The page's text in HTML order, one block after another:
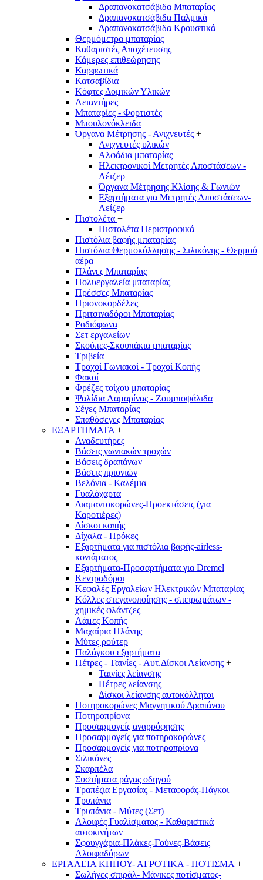
Δραπανοκατσάβιδα Μπαταρίας
Δραπανοκατσάβιδα Παλμικά
Δραπανοκατσάβιδα Κρουστικά
Θερμόμετρα μπαταρίας
Καθαριστές Αποχέτευσης
Κάμερες επιθεώρησης
Καρφωτικά
Κατσαβίδια
Κόφτες Δομικών Υλικών
Λειαντήρες
Μπαταρίες - Φορτιστές
Μπουλονόκλειδα
Όργανα Μέτρησης - Ανιχνευτές +
Ανιχνευτές υλικών
Αλφάδια μπαταρίας
Ηλεκτρονικοί Μετρητές Αποστάσεων -
Λέιζερ
Όργανα Μέτρησης Κλίσης & Γωνιών
Εξαρτήματα για Μετρητές Αποστάσεων-
Λείζερ
Πιστολέτα +
Πιστολέτα Περιστροφικά
Πιστόλια βαφής μπαταρίας
Πιστόλια Θερμοκόλλησης - Σιλικόνης - Θερμού
αέρα
Πλάνες Μπαταρίας
Πολυεργαλεία μπαταρίας
Πρέσσες Μπαταρίας
Πριονοκορδέλες
Πριτσιναδόροι Μπαταρίας
Ραδιόφωνα
Σετ εργαλείων
Σκούπες-Σκουπάκια μπαταρίας
Τριβεία
Τροχοί Γωνιακοί - Τροχοί Κοπής
Φακοί
Φρέζες τοίχου μπαταρίας
Ψαλίδια Λαμαρίνας - Ζουμποψάλιδα
Σέγες Μπαταρίας
Σπαθόσεγες Μπαταρίας
ΕΞΑΡΤΗΜΑΤΑ +
Αναδευτήρες
Βάσεις γωνιακών τροχών
Βάσεις δραπάνων
Βάσεις πριονιών
Βελόνια - Καλέμια
Γυαλόχαρτα
Διαμαντοκορώνες-Προεκτάσεις (για
Καροτιέρες)
Δίσκοι κοπής
Δίχαλα - Πρόκες
Εξαρτήματα για πιστόλια βαφής-airless-
κονιάματος
Εξαρτήματα-Προσαρτήματα για Dremel
Κεντραδόροι
Κεφαλές Εργαλείων Ηλεκτρικών Μπαταρίας
Κόλλες στεγανοποίησης - σπειρωμάτων -
χημικές φλάντζες
Λάμες Κοπής
Μαχαίρια Πλάνης
Μύτες ρούτερ
Παλάγκου εξαρτήματα
Πέτρες - Ταινίες - Αυτ.Δίσκοι Λείανσης +
Ταινίες λείανσης
Πέτρες λείανσης
Δίσκοι λείανσης αυτοκόλλητοι
Ποτηροκορώνες Μαγνητικού Δραπάνου
Ποτηροπρίονα
Προσαρμογείς αναρρόφησης
Προσαρμογείς για ποτηροκορώνες
Προσαρμογείς για ποτηροπρίονα
Σιλικόνες
Σκαρπέλα
Συστήματα ράγας οδηγού
Τραπέζια Εργασίας - Μεταφοράς-Πάγκοι
Τρυπάνια
Τρυπάνια - Μύτες (Σετ)
Αλοιφές Γυαλίσματος - Καθαριστικά
αυτοκινήτων
Σφουγγάρια-Πλάκες-Γούνες-Βάσεις
Αλοιφαδόρων
ΕΡΓΑΛΕΙΑ ΚΗΠΟΥ- ΑΓΡΟΤΙΚΑ - ΠΟΤΙΣΜΑ +
Σωλήνες σπιράλ- Μάνικες ποτίσματος-